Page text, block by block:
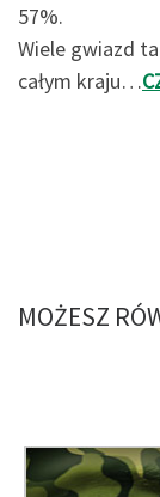
57%.
Wiele gwiazd
całym kraju…
MOŻESZ